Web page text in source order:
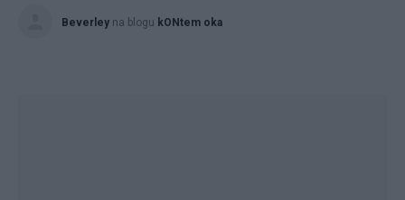
Beverley na blogu kONtem oka